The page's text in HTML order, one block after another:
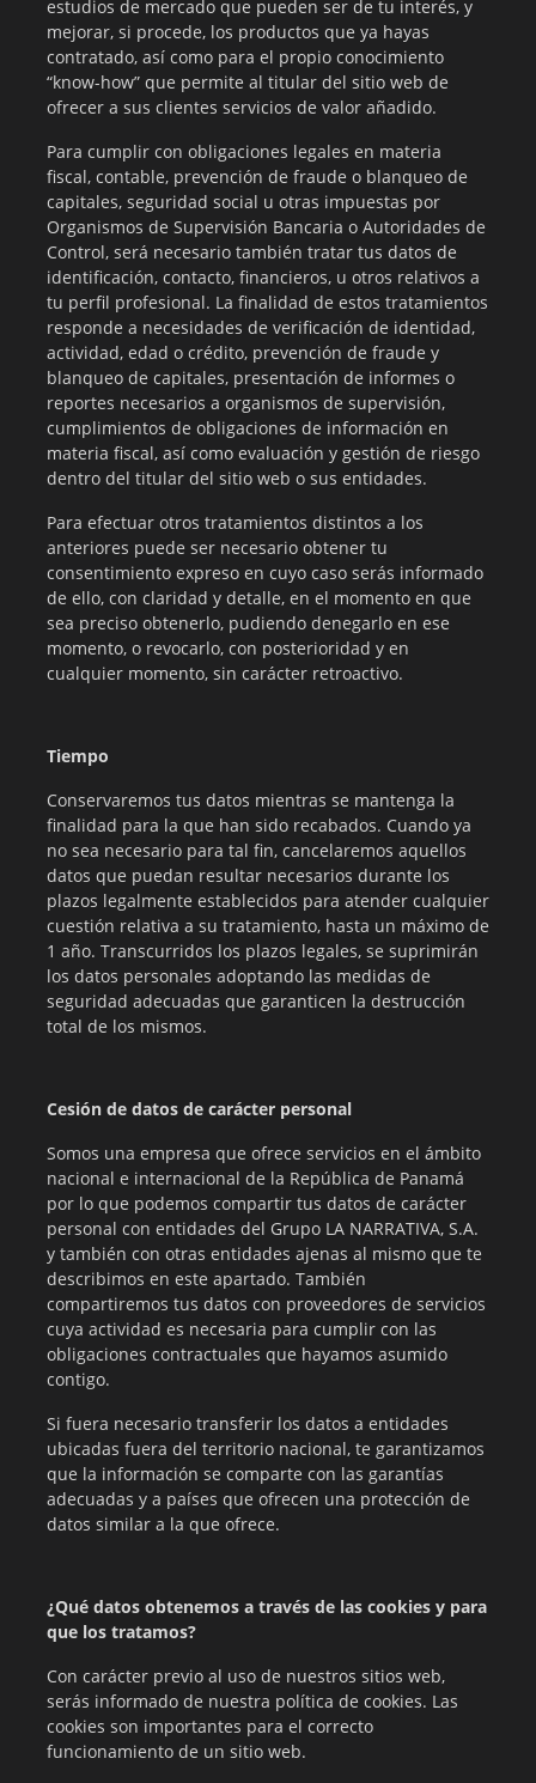
estudios de mercado que pueden ser de tu interés, y
mejorar, si procede, los productos que ya hayas
contratado, así como para el propio conocimiento
“know-how” que permite al titular del sitio web de
ofrecer a sus clientes servicios de valor añadido.
Para cumplir con obligaciones legales en materia
fiscal, contable, prevención de fraude o blanqueo de
capitales, seguridad social u otras impuestas por
Organismos de Supervisión Bancaria o Autoridades de
Control, será necesario también tratar tus datos de
identificación, contacto, financieros, u otros relativos a
tu perfil profesional. La finalidad de estos tratamientos
responde a necesidades de verificación de identidad,
actividad, edad o crédito, prevención de fraude y
blanqueo de capitales, presentación de informes o
reportes necesarios a organismos de supervisión,
cumplimientos de obligaciones de información en
materia fiscal, así como evaluación y gestión de riesgo
dentro del titular del sitio web o sus entidades.
Para efectuar otros tratamientos distintos a los
anteriores puede ser necesario obtener tu
consentimiento expreso en cuyo caso serás informado
de ello, con claridad y detalle, en el momento en que
sea preciso obtenerlo, pudiendo denegarlo en ese
momento, o revocarlo, con posterioridad y en
cualquier momento, sin carácter retroactivo.
Tiempo
Conservaremos tus datos mientras se mantenga la
finalidad para la que han sido recabados. Cuando ya
no sea necesario para tal fin, cancelaremos aquellos
datos que puedan resultar necesarios durante los
plazos legalmente establecidos para atender cualquier
cuestión relativa a su tratamiento, hasta un máximo de
1 año. Transcurridos los plazos legales, se suprimirán
los datos personales adoptando las medidas de
seguridad adecuadas que garanticen la destrucción
total de los mismos.
Cesión de datos de carácter personal
Somos una empresa que ofrece servicios en el ámbito
nacional e internacional de la República de Panamá
por lo que podemos compartir tus datos de carácter
personal con entidades del Grupo LA NARRATIVA, S.A.
y también con otras entidades ajenas al mismo que te
describimos en este apartado. También
compartiremos tus datos con proveedores de servicios
cuya actividad es necesaria para cumplir con las
obligaciones contractuales que hayamos asumido
contigo.
Si fuera necesario transferir los datos a entidades
ubicadas fuera del territorio nacional, te garantizamos
que la información se comparte con las garantías
adecuadas y a países que ofrecen una protección de
datos similar a la que ofrece.
¿Qué datos obtenemos a través de las cookies y para
que los tratamos?
Con carácter previo al uso de nuestros sitios web,
serás informado de nuestra política de cookies. Las
cookies son importantes para el correcto
funcionamiento de un sitio web.